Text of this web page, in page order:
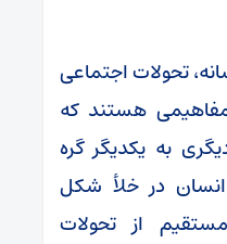
تحولات اجتماعی
مفاهیمی هستند که
به یکدیگر گره
در خلأ شکل
از تحولات